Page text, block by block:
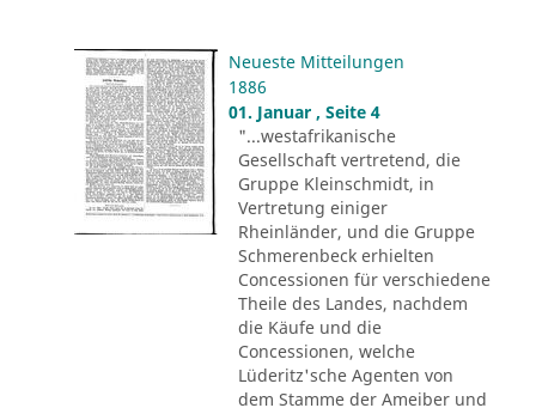
Neueste Mitteilungen
1886
01. Januar , Seite 4
"...westafrikanische
Gesellschaft vertretend, die
Gruppe Kleinschmidt, in
Vertretung einiger
Rheinländer, und die Gruppe
Schmerenbeck erhielten
Concessionen für verschiedene
Theile des Landes, nachdem
die Käufe und die
Concessionen, welche
Lüderitz'sche Agenten von
dem Stamme der Ameiber und